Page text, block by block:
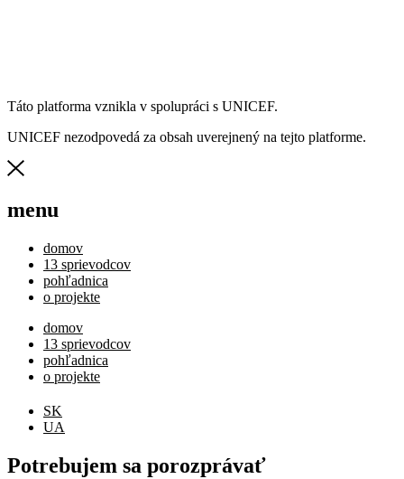
Táto platforma vznikla v spolupráci s UNICEF.
UNICEF nezodpovedá za obsah uverejnený na tejto platforme.
menu
domov
13 sprievodcov
pohľadnica
o projekte
domov
13 sprievodcov
pohľadnica
o projekte
SK
UA
Potrebujem sa porozprávať